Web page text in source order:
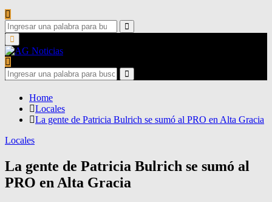
Search
for:
Search
Primary
Menu
Search
for:
Search
Home
Locales
La gente de Patricia Bulrich se sumó al PRO en Alta Gracia
Locales
La gente de Patricia Bulrich se sumó al
PRO en Alta Gracia